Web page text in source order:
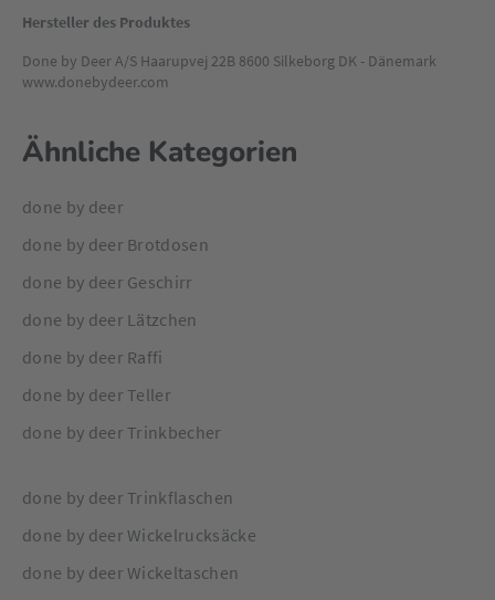
Hersteller des Produktes
Done by Deer A/S Haarupvej 22B 8600 Silkeborg DK - Dänemark
www.donebydeer.com
Ähnliche Kategorien
done by deer
done by deer Brotdosen
done by deer Geschirr
done by deer Lätzchen
done by deer Raffi
done by deer Teller
done by deer Trinkbecher
done by deer Trinkflaschen
done by deer Wickelrucksäcke
done by deer Wickeltaschen